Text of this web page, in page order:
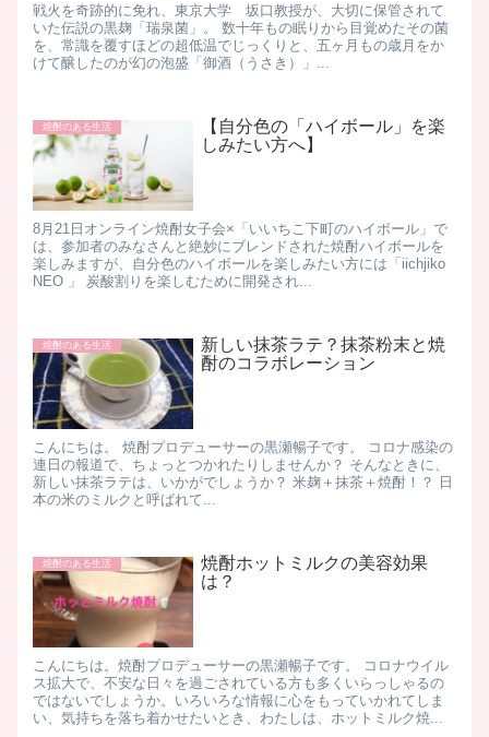
戦火を奇跡的に免れ、東京大学 坂口教授が、大切に保管されて
いた伝説の黒麹「瑞泉菌」。 数十年もの眠りから目覚めたその菌
を、常識を覆すほどの超低温でじっくりと、五ヶ月もの歳月をか
けて醸したのが幻の泡盛「御酒（うさき）」...
焼酎のある生活
【自分色の「ハイボール」を楽
しみたい方へ】
8月21日オンライン焼酎女子会×「いいちこ下町のハイボール」で
は、参加者のみなさんと絶妙にブレンドされた焼酎ハイボールを
楽しみますが、自分色のハイボールを楽しみたい方には「iichjiko
NEO 」 炭酸割りを楽しむために開発され...
焼酎のある生活
新しい抹茶ラテ？抹茶粉末と焼
酎のコラボレーション
こんにちは。 焼酎プロデューサーの黒瀬暢子です。 コロナ感染の
連日の報道で、ちょっとつかれたりしませんか？ そんなときに、
新しい抹茶ラテは、いかがでしょうか？ 米麹＋抹茶＋焼酎！？ 日
本の米のミルクと呼ばれて...
焼酎のある生活
焼酎ホットミルクの美容効果
は？
こんにちは。焼酎プロデューサーの黒瀬暢子です。 コロナウイル
ス拡大で、不安な日々を過ごされている方も多くいらっしゃるの
ではないでしょうか。いろいろな情報に心をもっていかれてしま
い、気持ちを落ち着かせたいとき、わたしは、ホットミルク焼...